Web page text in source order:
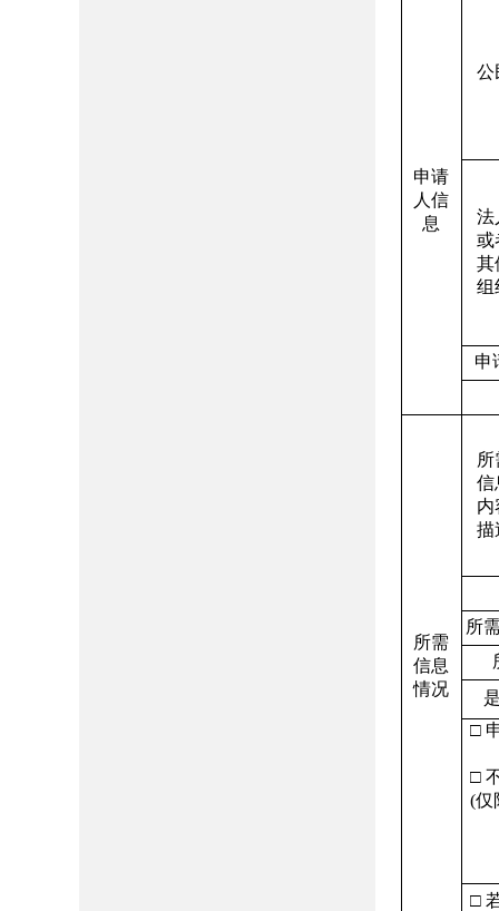
申请
人信
息
公
法
或
其
组
申
所需
信息
情况
信
内
描
所
□
□
(仅
□